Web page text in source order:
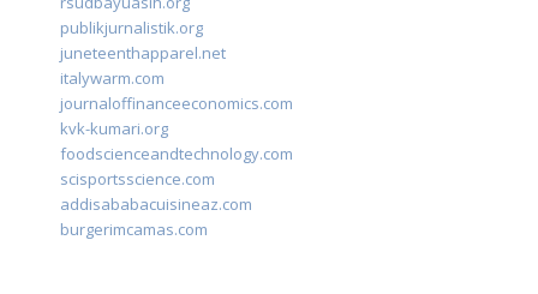
publikjurnalistik.org
juneteenthapparel.net
italywarm.com
journaloffinanceeconomics.com
kvk-kumari.org
foodscienceandtechnology.com
scisportsscience.com
addisababacuisineaz.com
burgerimcamas.com